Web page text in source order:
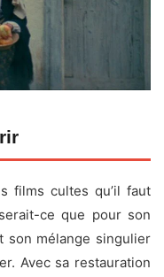
films cultes qu’il faut
ce que pour son
son mélange singulier
Avec sa restauration